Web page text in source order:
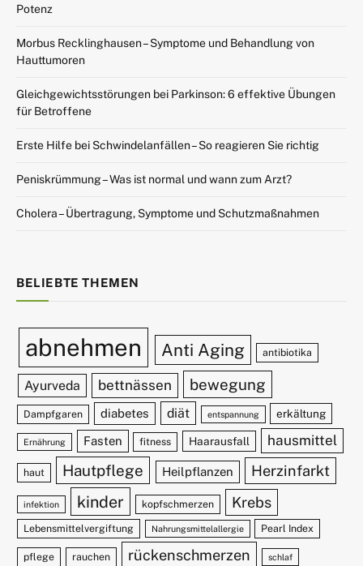
Potenz
Morbus Recklinghausen – Symptome und Behandlung von
Hauttumoren
Gleichgewichtsstörungen bei Parkinson: 6 effektive Übungen
für Betroffene
Erste Hilfe bei Schwindelanfällen – So reagieren Sie richtig
Peniskrümmung – Was ist normal und wann zum Arzt?
Cholera – Übertragung, Symptome und Schutzmaßnahmen
BELIEBTE THEMEN
abnehmen Anti Aging antibiotika
Ayurveda bettnässen bewegung
Dampfgaren diabetes diät entspannung erkältung
Ernährung Fasten fitness Haarausfall hausmittel
haut Hautpflege Heilpflanzen Herzinfarkt
infektion kinder kopfschmerzen Krebs
Lebensmittelvergiftung Nahrungsmittelallergie Pearl Index
pflege rauchen rückenschmerzen schlaf